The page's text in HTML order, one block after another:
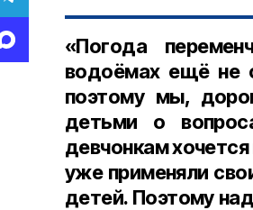
«Погода
водоёмах ещё не
поэтому мы,
детьми о
девчонкам
уже применяли
детей. Поэтому